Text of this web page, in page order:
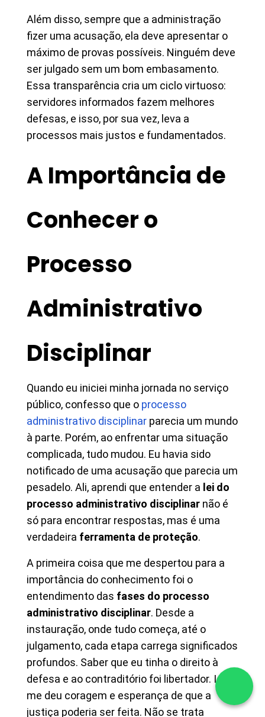
Além disso, sempre que a administração
fizer uma acusação, ela deve apresentar o
máximo de provas possíveis. Ninguém deve
ser julgado sem um bom embasamento.
Essa transparência cria um ciclo virtuoso:
servidores informados fazem melhores
defesas, e isso, por sua vez, leva a
processos mais justos e fundamentados.
A Importância de
Conhecer o
Processo
Administrativo
Disciplinar
Quando eu iniciei minha jornada no serviço
público, confesso que o processo
administrativo disciplinar parecia um mundo
à parte. Porém, ao enfrentar uma situação
complicada, tudo mudou. Eu havia sido
notificado de uma acusação que parecia um
pesadelo. Ali, aprendi que entender a lei do
processo administrativo disciplinar não é
só para encontrar respostas, mas é uma
verdadeira ferramenta de proteção.
A primeira coisa que me despertou para a
importância do conhecimento foi o
entendimento das fases do processo
administrativo disciplinar. Desde a
instauração, onde tudo começa, até o
julgamento, cada etapa carrega significados
profundos. Saber que eu tinha o direito à
defesa e ao contraditório foi libertador. Isso
me deu coragem e esperança de que a
justiça poderia ser feita. Não se trata